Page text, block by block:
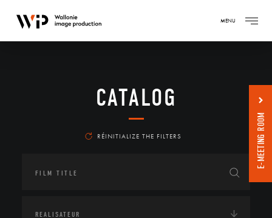
MENU
CATALOG
RÉINITIALIZE THE FILTERS E-MEETING ROOM